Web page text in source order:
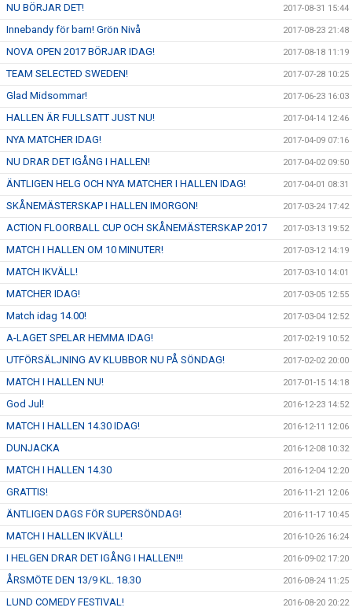
NU BÖRJAR DET! 2017-08-31 15:44
Innebandy för barn! Grön Nivå 2017-08-23 21:48
NOVA OPEN 2017 BÖRJAR IDAG! 2017-08-18 11:19
TEAM SELECTED SWEDEN! 2017-07-28 10:25
Glad Midsommar! 2017-06-23 16:03
HALLEN ÄR FULLSATT JUST NU! 2017-04-14 12:46
NYA MATCHER IDAG! 2017-04-09 07:16
NU DRAR DET IGÅNG I HALLEN! 2017-04-02 09:50
ÄNTLIGEN HELG OCH NYA MATCHER I HALLEN IDAG! 2017-04-01 08:31
SKÅNEMÄSTERSKAP I HALLEN IMORGON! 2017-03-24 17:42
ACTION FLOORBALL CUP OCH SKÅNEMÄSTERSKAP 2017 2017-03-13 19:52
MATCH I HALLEN OM 10 MINUTER! 2017-03-12 14:19
MATCH IKVÄLL! 2017-03-10 14:01
MATCHER IDAG! 2017-03-05 12:55
Match idag 14.00! 2017-03-04 12:52
A-LAGET SPELAR HEMMA IDAG! 2017-02-19 10:52
UTFÖRSÄLJNING AV KLUBBOR NU PÅ SÖNDAG! 2017-02-02 20:00
MATCH I HALLEN NU! 2017-01-15 14:18
God Jul! 2016-12-23 14:52
MATCH I HALLEN 14.30 IDAG! 2016-12-11 12:06
DUNJACKA 2016-12-08 10:32
MATCH I HALLEN 14.30 2016-12-04 12:20
GRATTIS! 2016-11-21 12:06
ÄNTLIGEN DAGS FÖR SUPERSÖNDAG! 2016-11-17 10:45
MATCH I HALLEN IKVÄLL! 2016-10-26 16:24
I HELGEN DRAR DET IGÅNG I HALLEN!!! 2016-09-02 17:20
ÅRSMÖTE DEN 13/9 KL. 18.30 2016-08-24 11:25
LUND COMEDY FESTIVAL! 2016-08-20 20:22